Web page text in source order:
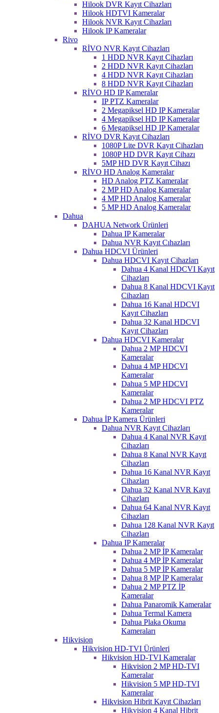
Hilook DVR Kayıt Cihazları
Hilook HDTVI Kameralar
Hilook NVR Kayıt Cihazları
Hilook IP Kameralar
Rivo
RİVO NVR Kayıt Cihazları
1 HDD NVR Kayıt Cihazları
2 HDD NVR Kayıt Cihazları
4 HDD NVR Kayıt Cihazları
8 HDD NVR Kayıt Cihazları
RİVO HD IP Kameralar
IP PTZ Kameralar
2 Megapiksel HD IP Kameralar
4 Megapiksel HD IP Kameralar
6 Megapiksel HD IP Kameralar
RİVO DVR Kayıt Cihazları
1080P Lite DVR Kayıt Cihazları
1080P HD DVR Kayıt Cihazı
5MP HD DVR Kayıt Cihazı
RİVO HD Analog Kameralar
HD Analog PTZ Kameralar
2 MP HD Analog Kameralar
4 MP HD Analog Kameralar
5 MP HD Analog Kameralar
Dahua
DAHUA Network Ürünleri
Dahua IP Kameralar
Dahua NVR Kayıt Cıhazları
Dahua HDCVI Ürünleri
Dahua HDCVI Kayıt Cihazları
Dahua 4 Kanal HDCVI Kayıt
Cihazları
Dahua 8 Kanal HDCVI Kayıt
Cihazları
Dahua 16 Kanal HDCVI
Kayıt Cihazları
Dahua 32 Kanal HDCVI
Kayıt Cihazları
Dahua HDCVI Kameralar
Dahua 2 MP HDCVI
Kameralar
Dahua 4 MP HDCVI
Kameralar
Dahua 5 MP HDCVI
Kameralar
Dahua 2 MP HDCVI PTZ
Kameralar
Dahua İP Kamera Ürünleri
Dahua NVR Kayıt Cihazları
Dahua 4 Kanal NVR Kayıt
Cihazları
Dahua 8 Kanal NVR Kayıt
Cihazları
Dahua 16 Kanal NVR Kayıt
Cihazları
Dahua 32 Kanal NVR Kayıt
Cihazları
Dahua 64 Kanal NVR Kayıt
Cihazları
Dahua 128 Kanal NVR Kayıt
Cihazları
Dahua IP Kameralar
Dahua 2 MP İP Kameralar
Dahua 4 MP İP Kameralar
Dahua 5 MP İP Kameralar
Dahua 8 MP İP Kameralar
Dahua 2 MP PTZ İP
Kameralar
Dahua Panaromik Kameralar
Dahua Termal Kamera
Dahua Plaka Okuma
Kameraları
Hikvision
Hikvision HD-TVI Ürünleri
Hikvision HD-TVI Kameralar
Hikvision 2 MP HD-TVI
Kameralar
Hikvision 5 MP HD-TVI
Kameralar
Hikvision Hibrit Kayıt Cihazları
Hikvision 4 Kanal Hibrit